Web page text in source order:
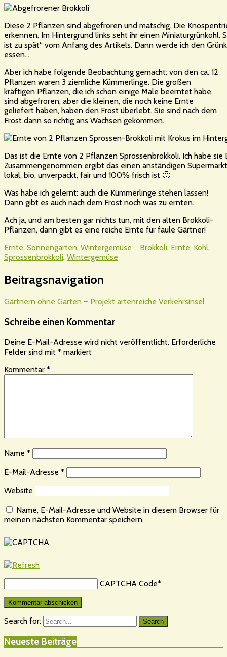
Diese 2 Pflanzen sind abgefroren und matschig. Die
erkennen. Im Hintergrund links seht ihr einen Miniaturgrünkohl.
ist zu spät“ vom Anfang des Artikels. Dann werde ich den
essen…
Aber ich habe folgende Beobachtung gemacht: von den ca. 12
Pflanzen waren 3 ziemliche Kümmerlinge. Die großen
kräftigen Pflanzen, die ich schon einige Male beerntet habe,
sind abgefroren, aber die kleinen, die noch keine Ernte
geliefert haben, haben den Frost überlebt. Sie sind nach dem
Frost dann so richtig ans Wachsen gekommen.
Das ist die Ernte von 2 Pflanzen Sprossenbrokkoli. Ich habe
Zusammengenommen ergibt das einen anständigen
lokal, bio, unverpackt, fair und 100% frisch ist 🙂
Was habe ich gelernt: auch die Kümmerlinge stehen lassen!
Dann gibt es auch nach dem Frost noch was zu ernten.
Ach ja, und am besten gar nichts tun, mit den alten Brokkoli-
Pflanzen, dann gibt es eine reiche Ernte für faule Gärtner!
Ernte, Sonnengarten, Wintergemüse Brokkoli, Ernte, Kohl,
Sprossenbrokkoli, Wintergemüse
Beitragsnavigation
Gärtnern ohne Garten – Projekt artenreiche Verkehrsinsel
Schreibe einen Kommentar
Deine E-Mail-Adresse wird nicht veröffentlicht. Erforderliche
Felder sind mit * markiert
Kommentar *
Name *
E-Mail-Adresse *
Website
Name, E-Mail-Adresse und Website in diesem Browser für
meinen nächsten Kommentar speichern.
CAPTCHA Code*
Search for: Search
Neueste Beiträge